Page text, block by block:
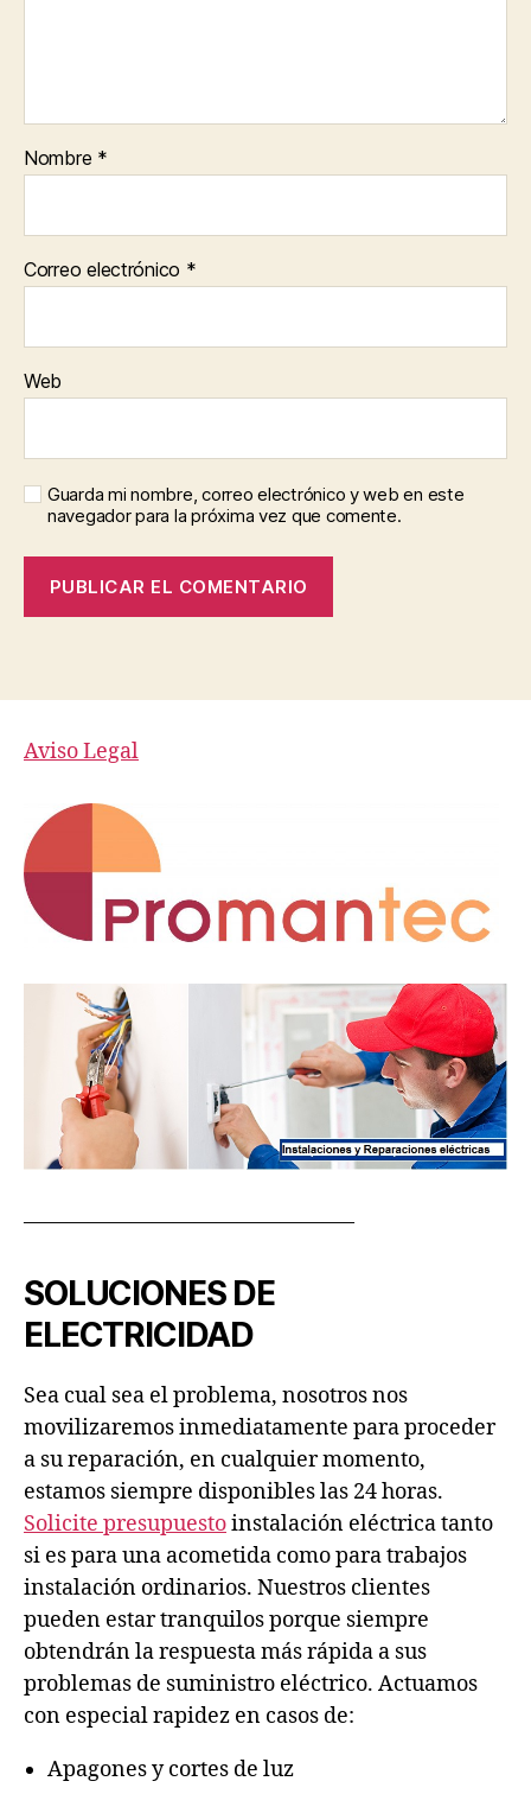
Nombre *
Correo electrónico *
Web
Guarda mi nombre, correo electrónico y web en este
navegador para la próxima vez que comente.
Aviso Legal
———————————————–
SOLUCIONES DE
ELECTRICIDAD
Sea cual sea el problema, nosotros nos
movilizaremos inmediatamente para proceder
a su reparación, en cualquier momento,
estamos siempre disponibles las 24 horas.
Solicite presupuestoinstalación eléctrica tanto
si es para una acometida como para trabajos
instalación ordinarios. Nuestros clientes
pueden estar tranquilos porque siempre
obtendrán la respuesta más rápida a sus
problemas de suministro eléctrico. Actuamos
con especial rapidez en casos de:
Apagones y cortes de luz